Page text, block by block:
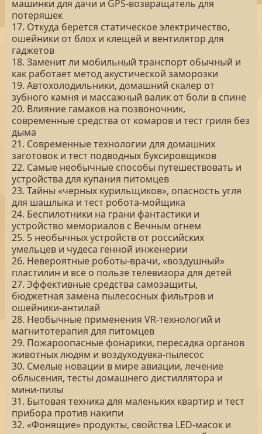
машинки для дачи и GPS-возвращатель для
потеряшек
17. Откуда берется статическое электричество,
ошейники от блох и клещей и вентилятор для
гаджетов
18. Заменит ли мобильный транспорт обычный и
как работает метод акустической заморозки
19. Автохолодильники, домашний скалер от
зубного камня и массажный валик от боли в спине
20. Влияние гамаков на позвоночник,
современные средства от комаров и тест гриля без
дыма
21. Современные технологии для домашних
заготовок и тест подводных буксировщиков
22. Самые необычные способы путешествовать и
устройства для купания питомцев
23. Тайны «черных курильщиков», опасность угля
для шашлыка и тест робота-мойщика
24. Беспилотники на грани фантастики и
устройство мемориалов с Вечным огнем
25. 5 необычных устройств от российских
умельцев и чудеса генной инженерии
26. Невероятные роботы-врачи, «воздушный»
пластилин и все о пользе телевизора для детей
27. Эффективные средства самозащиты,
бюджетная замена пылесосных фильтров и
ошейники-антилай
28. Необычные применения VR-технологий и
магнитотерапия для питомцев
29. Пожароопасные фонарики, пересадка органов
животных людям и воздуходувка-пылесос
30. Смелые новации в мире авиации, лечение
облысения, тесты домашнего дистиллятора и
мини-пилы
31. Бытовая техника для маленьких квартир и тест
прибора против накипи
32. «Фонящие» продукты, свойства LED-масок и